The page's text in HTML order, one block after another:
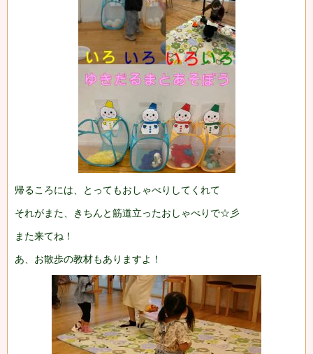
帰るころには、とってもおしゃべりしてくれて
それがまた、きちんと筋道立ったおしゃべりで☆彡
また来てね！
あ、お散歩の教材もありますよ！